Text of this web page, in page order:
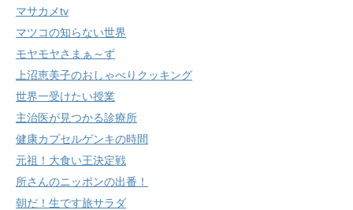
マサカメtv
マツコの知らない世界
モヤモヤさまぁ～ず
上沼恵美子のおしゃべりクッキング
世界一受けたい授業
主治医が見つかる診療所
健康カプセルゲンキの時間
元祖！大食い王決定戦
所さんのニッポンの出番！
朝だ！生です旅サラダ